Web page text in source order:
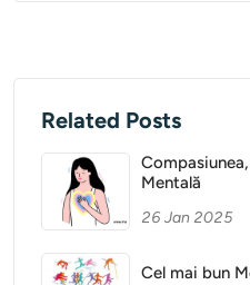
Related Posts
Mentală
26 Jan 2025
Cel mai bun